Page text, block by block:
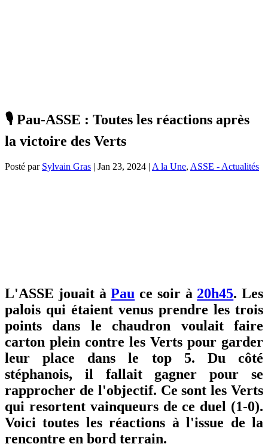
🎙 Pau-ASSE : Toutes les réactions après
la victoire des Verts
Posté par Sylvain Gras | Jan 23, 2024 | A la Une, ASSE - Actualités
L'ASSE jouait àPau ce soir à 20h45. Les
palois qui étaient venus prendre les trois
points dans le chaudron voulait faire
carton plein contre les Verts pour garder
leur place dans le top 5. Du côté
stéphanois, il fallait gagner pour se
rapprocher de l'objectif. Ce sont les Verts
qui resortent vainqueurs de ce duel (1-0).
Voici toutes les réactions à l'issue de la
rencontre en bord terrain.